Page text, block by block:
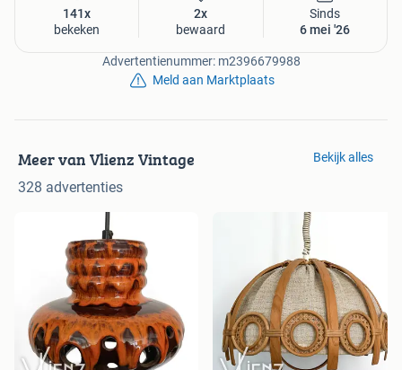
141x
bekeken
2x
bewaard
Sinds
6 mei '26
Advertentienummer: m2396679988
Meld aan Marktplaats
Meer van Vlienz Vintage
328 advertenties
Bekijk alles